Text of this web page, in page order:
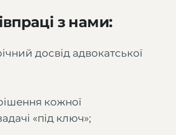
з нами:
досвід адвокатської
кожної
«під ключ»;